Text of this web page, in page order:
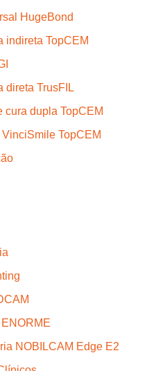
HugeBond
indireta TopCEM
direta TrusFIL
cura dupla TopCEM
TopCEM
NOBILCAM Edge E2